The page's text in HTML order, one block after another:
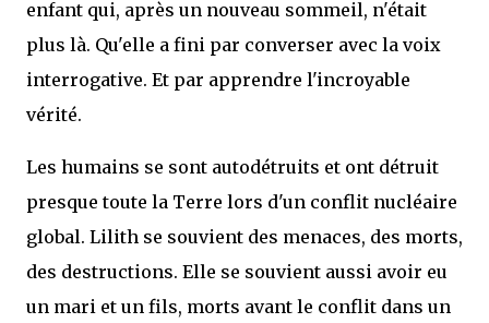
enfant qui, après un nouveau sommeil, n'était
plus là. Qu'elle a fini par converser avec la voix
interrogative. Et par apprendre l'incroyable
vérité.
Les humains se sont autodétruits et ont détruit
presque toute la Terre lors d'un conflit nucléaire
global. Lilith se souvient des menaces, des morts,
des destructions. Elle se souvient aussi avoir eu
un mari et un fils, morts avant le conflit dans un